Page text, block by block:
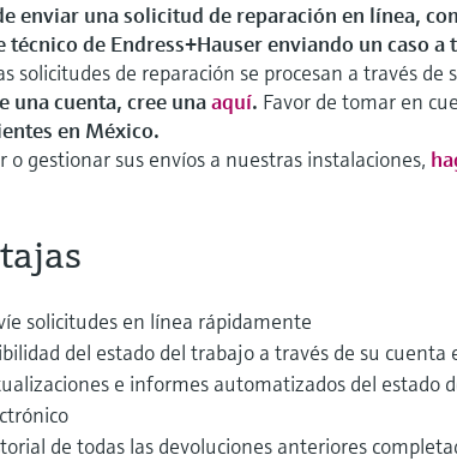
enviar una solicitud de reparación en línea,
técnico de Endress+Hauser enviando un caso a
solicitudes de reparación se procesan a través
una cuenta, cree unaaquí. Favor de tomar en
en México.
o gestionar sus envíos a nuestras instalaciones,
solicitudes en línea rápidamente
del estado del trabajo a través de su cuenta
e informes automatizados del estado
de todas las devoluciones anteriores